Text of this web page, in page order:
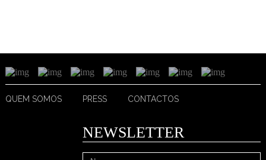
QUEM SOMOS PRESS CONTACTOS
NEWSLETTER